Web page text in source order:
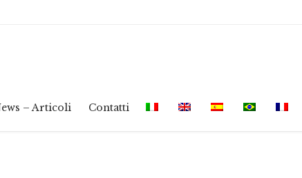
– Articoli Contatti